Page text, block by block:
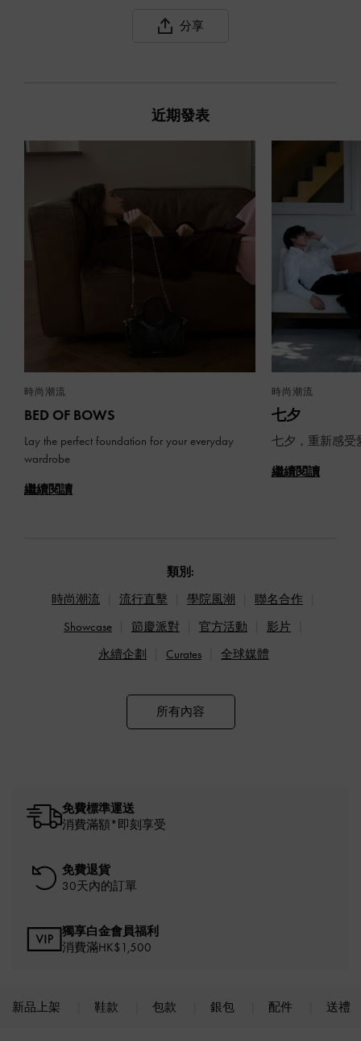
分享
近期發表
時尚潮流
BED OF BOWS
Lay the perfect foundation for your everyday
wardrobe
繼續閱讀
時尚潮流
七夕
七夕，重新感受
繼續閱讀
類別:
時尚潮流
流行直擊 學院風潮
聯名合作
Showcase
節慶派對 官方活動
影片
永續企劃
Curates 全球媒體
所有內容
免費標準運送
消費滿額*即刻享受
免費退貨
30天內的訂單
獨享白金會員福利
消費滿HK$1,500
新品上架 鞋款 包款 銀包 配件 送禮